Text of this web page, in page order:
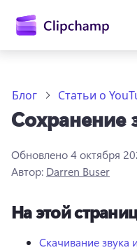
содержимому
Войти
Попробовать
Блог Статьи о
Сохранение
Обновлено4 октября
Автор: Darren Buser
На этой
Скачивание звука